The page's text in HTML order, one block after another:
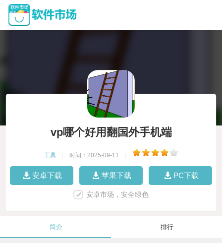
vp哪个好用翻国外手机端
工具 时间：2025-09-11
安卓下载 苹果下载 PC下载
安卓市场，安全绿色
简介 排行